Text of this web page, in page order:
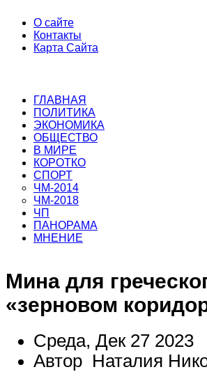
О сайте
Контакты
Карта Сайта
ГЛАВНАЯ
ПОЛИТИКА
ЭКОНОМИКА
ОБЩЕСТВО
В МИРЕ
КОРОТКО
СПОРТ
ЧМ-2014
ЧМ-2018
ЧП
ПАНОРАМА
МНЕНИЕ
Мина для
«зерновом
Среда, Дек 27 2023
Автор Наталия